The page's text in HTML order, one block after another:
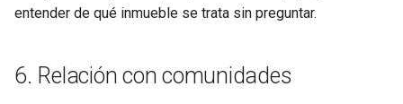
entender de qué inmueble se trata sin preguntar.
6. Relación con comunidades